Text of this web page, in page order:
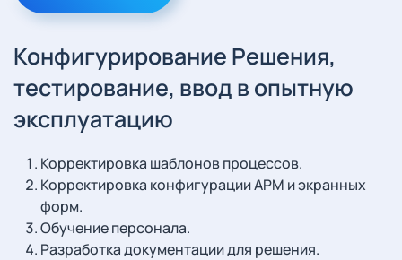
Конфигурирование Решения,
тестирование, ввод в опытную
эксплуатацию
Корректировка шаблонов процессов.
Корректировка конфигурации АРМ и экранных
форм.
Обучение персонала.
Разработка документации для решения.